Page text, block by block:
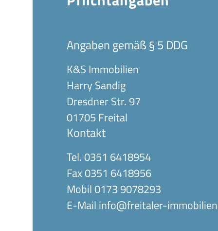
Angaben gemäß § 5 DDG
K&S Immobilien
Harry Sandig
Dresdner Str. 97
01705 Freital
Kontakt
Tel. 0351 6418954
Fax 0351 6418956
Mobil 0173 9078293
E-Mail info@freitaler-